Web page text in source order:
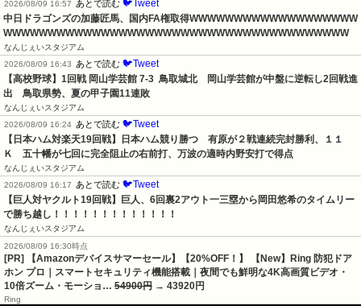
2026/08/09 16:57 あとで読む 🐦Tweet
中日ドラゴンズの加藤匠馬、国内FA権取得WWWWWWWWWWWWWWWWWWW
WWWWWWWWWWWWWWWWWWWWWWWWWWWWWWWWWWWWWWW
なんじぇいスタジアム
2026/08/09 16:43
あとで読む 🐦Tweet
【高校野球】1回戦 岡山学芸館 7-3  鳥取城北　岡山学芸館が中盤に逆転し2回戦進
出　鳥取県勢、夏の甲子園11連敗
なんじぇいスタジアム
2026/08/09 16:24 あとで読む 🐦Tweet
【日本ハム対楽天19回戦】日本ハム競り勝つ　有原が２戦連続完封勝利、１１
Ｋ　五十幡が七回に完全阻止の右前打、万波の適時内野安打で得点
なんじぇいスタジアム
2026/08/09 16:17
あとで読む 🐦Tweet
【巨人対ヤクルト19回戦】巨人、6回裏2アウト一三塁から岡田悠希のタイムリー
で勝ち越し！！！！！！！！！！！！！
なんじぇいスタジアム
2026/08/09 16:30時点
[PR] 【Amazonデバイスサマーセール】【20%OFF！】 【New】Ring 防犯ドア
ホン プロ｜スマートセキュリティ機能搭載｜夜間でも鮮明な4K高画質ビデオ・
10倍ズーム・モーショ… 54900円 → 43920円
Ring